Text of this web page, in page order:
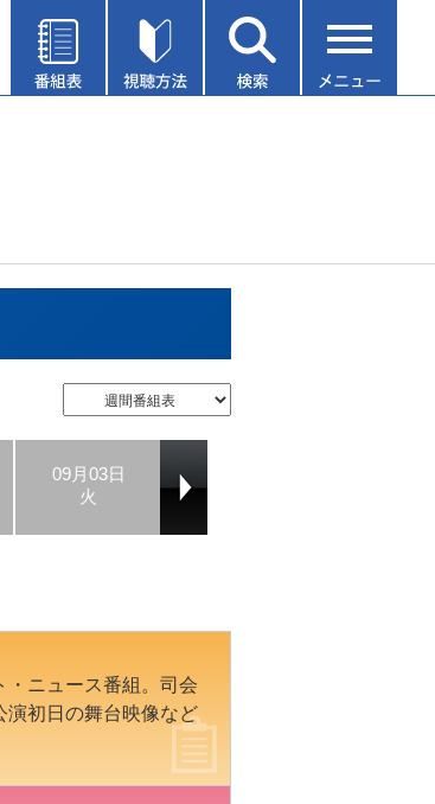
09月03日
火
ニュース番組。司会
演初日の舞台映像など